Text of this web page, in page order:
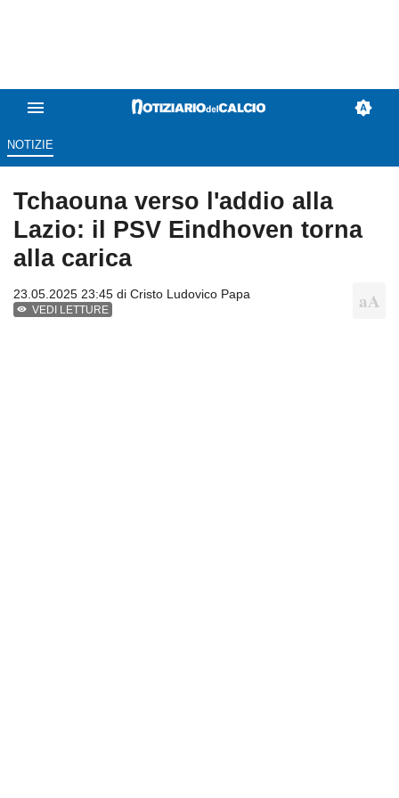
NOTIZIE
Tchaouna verso l'addio alla
Lazio: il PSV Eindhoven torna
alla carica
23.05.2025 23:45 di Cristo Ludovico Papa
VEDI LETTURE